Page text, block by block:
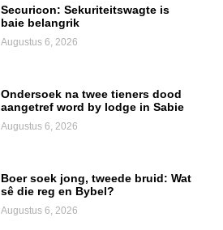
Securicon: Sekuriteitswagte is
baie belangrik
Augustus 6, 2026
Ondersoek na twee tieners dood
aangetref word by lodge in Sabie
Augustus 6, 2026
Boer soek jong, tweede bruid: Wat
sê die reg en Bybel?
Augustus 6, 2026